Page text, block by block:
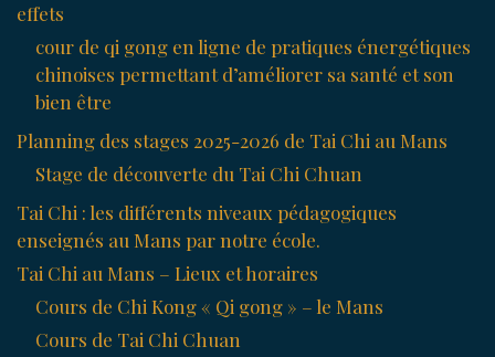
effets
cour de qi gong en ligne de pratiques énergétiques
chinoises permettant d’améliorer sa santé et son
bien être
Planning des stages 2025-2026 de Tai Chi au Mans
Stage de découverte du Tai Chi Chuan
Tai Chi : les différents niveaux pédagogiques
enseignés au Mans par notre école.
Tai Chi au Mans – Lieux et horaires
Cours de Chi Kong « Qi gong » – le Mans
Cours de Tai Chi Chuan